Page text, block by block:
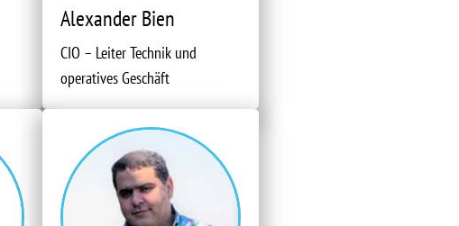
Alexander Bien
CIO – Leiter Technik und
operatives Geschäft